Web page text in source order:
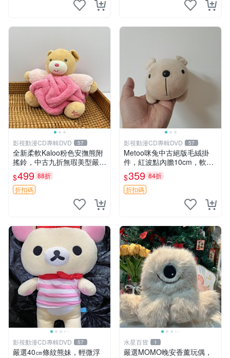
影視動漫CD專輯DVD 57
全新柔軟Kaloo粉色安撫熊附
搖鈴，中古九折無瑕美型嚴選
收藏 粉色 安撫 玩具
$499 88折
折扣碼
影視動漫CD專輯DVD 57
Metoo咪兔中古絕版毛絨掛
件，紅波點內膽10cm，軟糯
宜贈送收藏 咪熊 毛絨 掛件
$359 84折
折扣碼
影視動漫CD專輯DVD 57
嚴選40㎝條紋熊妹，輕微浮
水星百貨 1
嚴選MOMO晚安香薰玩偶，